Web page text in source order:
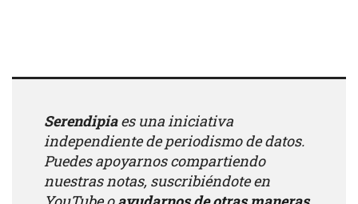
Serendipiaes una iniciativa
independiente de periodismo de datos.
Puedes apoyarnos compartiendo
nuestras notas, suscribiéndote en